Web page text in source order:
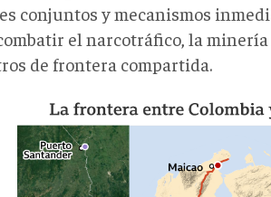
conjuntos y mecanismos
el narcotráfico, la
de frontera compartida.
Mapa-
de-
la-
frontera-